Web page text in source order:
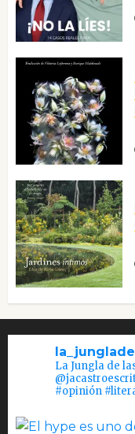
La Jungla de
#opinión